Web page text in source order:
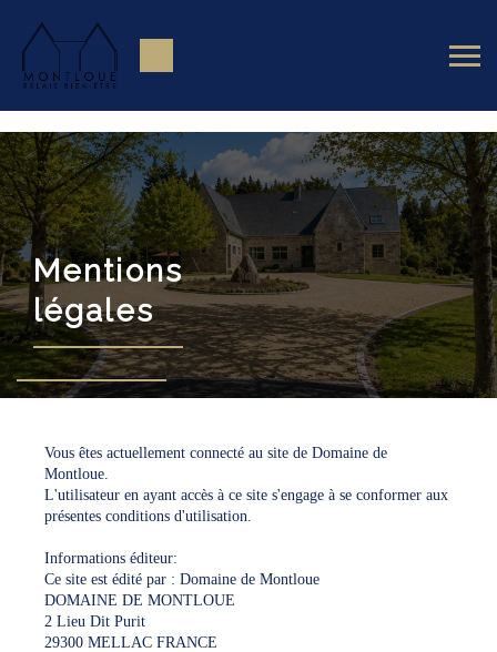
Mentions
légales
Vous êtes actuellement connecté au site de Domaine de
Montloue.
L'utilisateur en ayant accès à ce site s'engage à se conformer aux
présentes conditions d'utilisation.
Informations éditeur:
Ce site est édité par : Domaine de Montloue
DOMAINE DE MONTLOUE
2 Lieu Dit Purit
29300 MELLAC FRANCE